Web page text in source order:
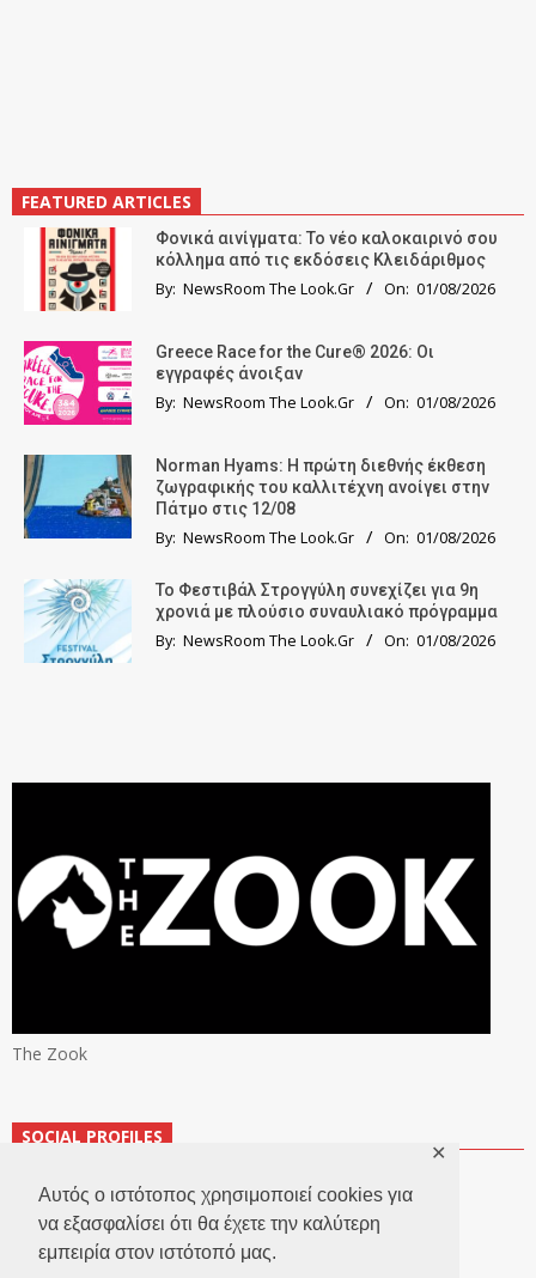
Αυτός ο ιστότοπος χρησιμοποιεί cookies για
να εξασφαλίσει ότι θα έχετε την καλύτερη
εμπειρία στον ιστότοπό μας.
✕
FEATURED ARTICLES
Φονικά αινίγματα: Το νέο καλοκαιρινό σου
κόλλημα από τις εκδόσεις Κλειδάριθμος
By: NewsRoom The Look.Gr On: 01/08/2026
Greece Race for the Cure® 2026: Οι
εγγραφές άνοιξαν
By: NewsRoom The Look.Gr On: 01/08/2026
Norman Hyams: Η πρώτη διεθνής έκθεση
ζωγραφικής του καλλιτέχνη ανοίγει στην
Πάτμο στις 12/08
By: NewsRoom The Look.Gr On: 01/08/2026
Το Φεστιβάλ Στρογγύλη συνεχίζει για 9η
χρονιά με πλούσιο συναυλιακό πρόγραμμα
By: NewsRoom The Look.Gr On: 01/08/2026
The Zook
SOCIAL PROFILES